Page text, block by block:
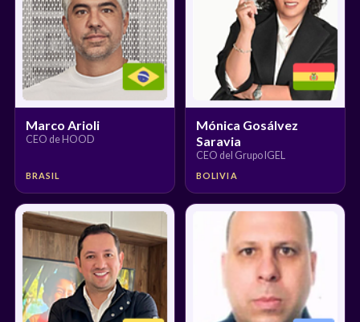
Marco Arioli
CEO de HOOD
BRASIL
Mónica Gosálvez
Saravia
CEO del Grupo IGEL
BOLIVIA